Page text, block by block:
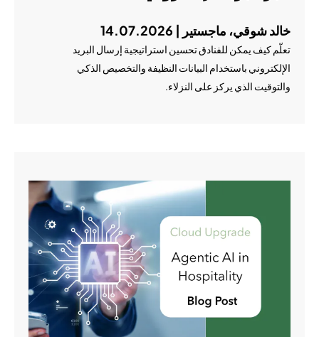
خالد شوقي، ماجستير | 14.07.2026
تعلّم كيف يمكن للفنادق تحسين استراتيجية إرسال البريد
الإلكتروني باستخدام البيانات النظيفة والتخصيص الذكي
والتوقيت الذي يركز على النزلاء.